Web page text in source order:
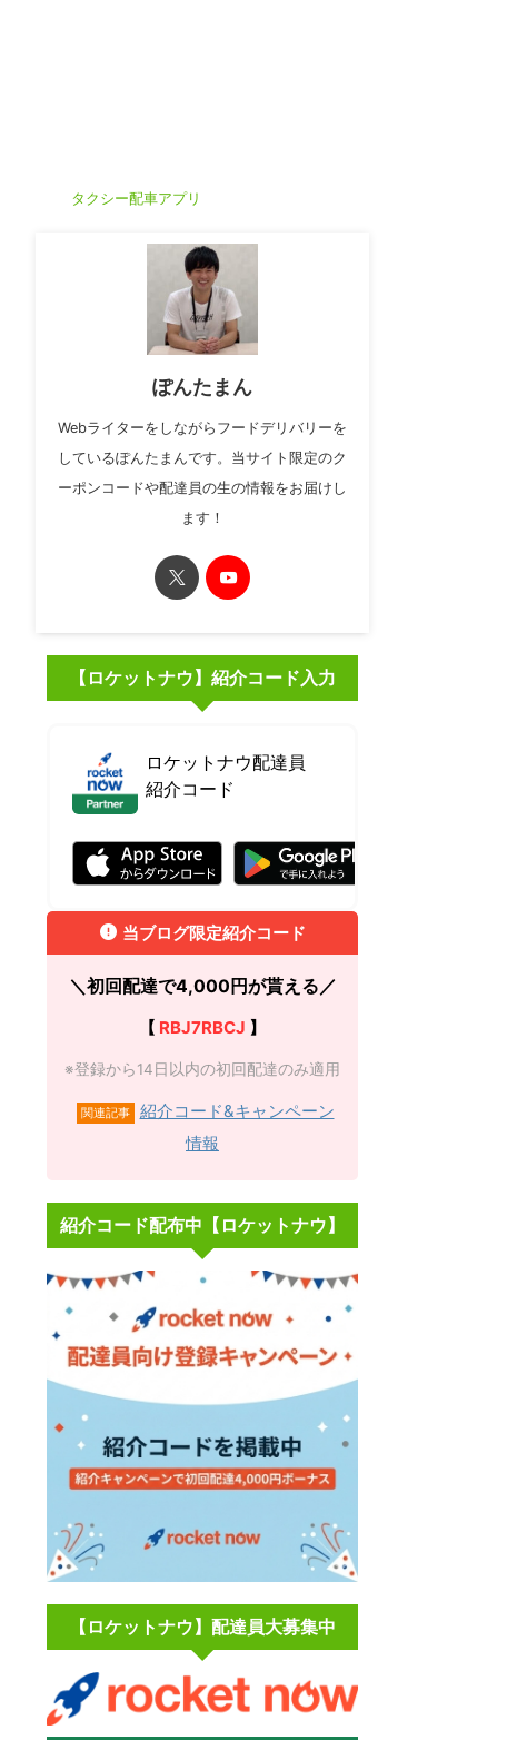
タクシー配車アプリ
ぽんたまん
Webライターをしながらフードデリバリーを
しているぽんたまんです。当サイト限定のク
ーポンコードや配達員の生の情報をお届けし
ます！
【ロケットナウ】紹介コード入力
ロケットナウ配達員
紹介コード
当ブログ限定紹介コード
＼初回配達で4,000円が貰える／
【 RBJ7RBCJ 】
※登録から14日以内の初回配達のみ適用
関連記事
紹介コード&キャンペーン
情報
紹介コード配布中【ロケットナウ】
【ロケットナウ】配達員大募集中